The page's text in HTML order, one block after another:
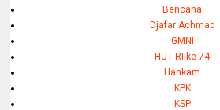
Bencana
Djafar Achmad
GMNI
HUT RI ke 74
Hankam
KPK
KSP